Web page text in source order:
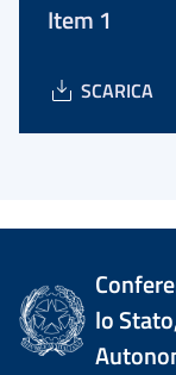
Item 1
SCARICA
lo